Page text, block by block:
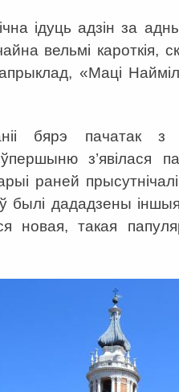
ідуць адзін за
вельмі
«Маці
бярэ пачатак
з’явілася
раней
былі дададзены
новая, такая